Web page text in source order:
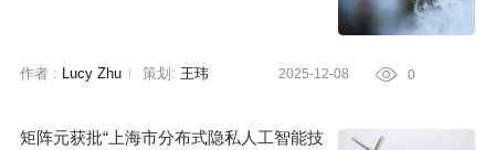
作者 : Lucy Zhu 策划: 王玮 2025-12-08  0
矩阵元获批“上海市分布式隐私人工智能技